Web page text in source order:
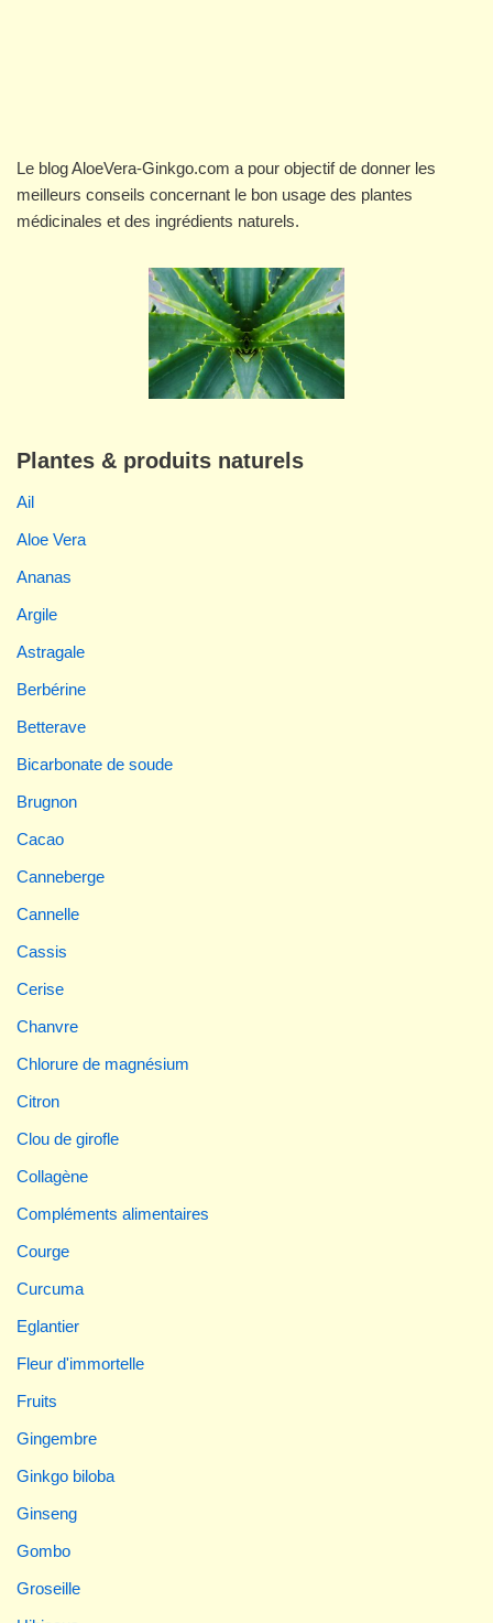
Le blog AloeVera-Ginkgo.com a pour objectif de donner les
meilleurs conseils concernant le bon usage des plantes
médicinales et des ingrédients naturels.
Plantes & produits naturels
Ail
Aloe Vera
Ananas
Argile
Astragale
Berbérine
Betterave
Bicarbonate de soude
Brugnon
Cacao
Canneberge
Cannelle
Cassis
Cerise
Chanvre
Chlorure de magnésium
Citron
Clou de girofle
Collagène
Compléments alimentaires
Courge
Curcuma
Eglantier
Fleur d'immortelle
Fruits
Gingembre
Ginkgo biloba
Ginseng
Gombo
Groseille